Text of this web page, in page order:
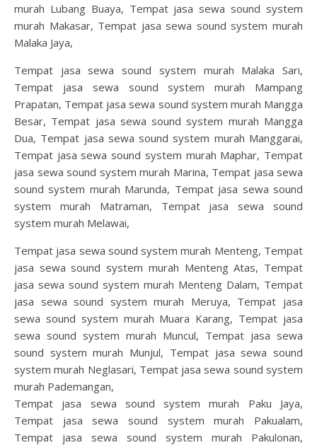
murah Lubang Buaya, Tempat jasa sewa sound system
murah Makasar, Tempat jasa sewa sound system murah
Malaka Jaya,
Tempat jasa sewa sound system murah Malaka Sari,
Tempat jasa sewa sound system murah Mampang
Prapatan, Tempat jasa sewa sound system murah Mangga
Besar, Tempat jasa sewa sound system murah Mangga
Dua, Tempat jasa sewa sound system murah Manggarai,
Tempat jasa sewa sound system murah Maphar, Tempat
jasa sewa sound system murah Marina, Tempat jasa sewa
sound system murah Marunda, Tempat jasa sewa sound
system murah Matraman, Tempat jasa sewa sound
system murah Melawai,
Tempat jasa sewa sound system murah Menteng, Tempat
jasa sewa sound system murah Menteng Atas, Tempat
jasa sewa sound system murah Menteng Dalam, Tempat
jasa sewa sound system murah Meruya, Tempat jasa
sewa sound system murah Muara Karang, Tempat jasa
sewa sound system murah Muncul, Tempat jasa sewa
sound system murah Munjul, Tempat jasa sewa sound
system murah Neglasari, Tempat jasa sewa sound system
murah Pademangan,
Tempat jasa sewa sound system murah Paku Jaya,
Tempat jasa sewa sound system murah Pakualam,
Tempat jasa sewa sound system murah Pakulonan,